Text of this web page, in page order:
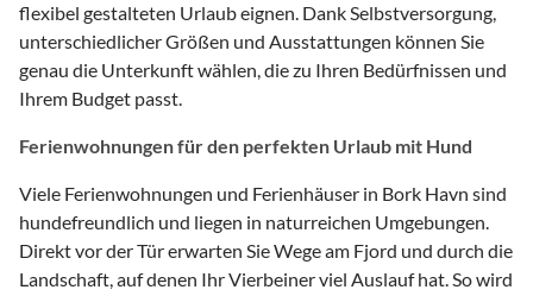
flexibel gestalteten Urlaub eignen. Dank Selbstversorgung,
unterschiedlicher Größen und Ausstattungen können Sie
genau die Unterkunft wählen, die zu Ihren Bedürfnissen und
Ihrem Budget passt.
Ferienwohnungen für den perfekten Urlaub mit Hund
Viele Ferienwohnungen und Ferienhäuser in Bork Havn sind
hundefreundlich und liegen in naturreichen Umgebungen.
Direkt vor der Tür erwarten Sie Wege am Fjord und durch die
Landschaft, auf denen Ihr Vierbeiner viel Auslauf hat. So wird